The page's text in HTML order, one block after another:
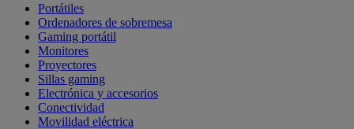
Portátiles
Ordenadores de sobremesa
Gaming portátil
Monitores
Proyectores
Sillas gaming
Electrónica y accesorios
Conectividad
Movilidad eléctrica